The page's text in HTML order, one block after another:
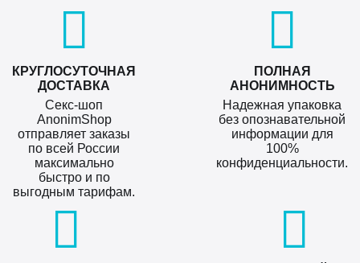
КРУГЛОСУТОЧНАЯ
ДОСТАВКА
Секс-шоп
AnonimShop
отправляет заказы
по всей России
максимально
быстро и по
выгодным тарифам.
ПОЛНАЯ
АНОНИМНОСТЬ
Надежная упаковка
без опознавательной
информации для
100%
конфиденциальности.